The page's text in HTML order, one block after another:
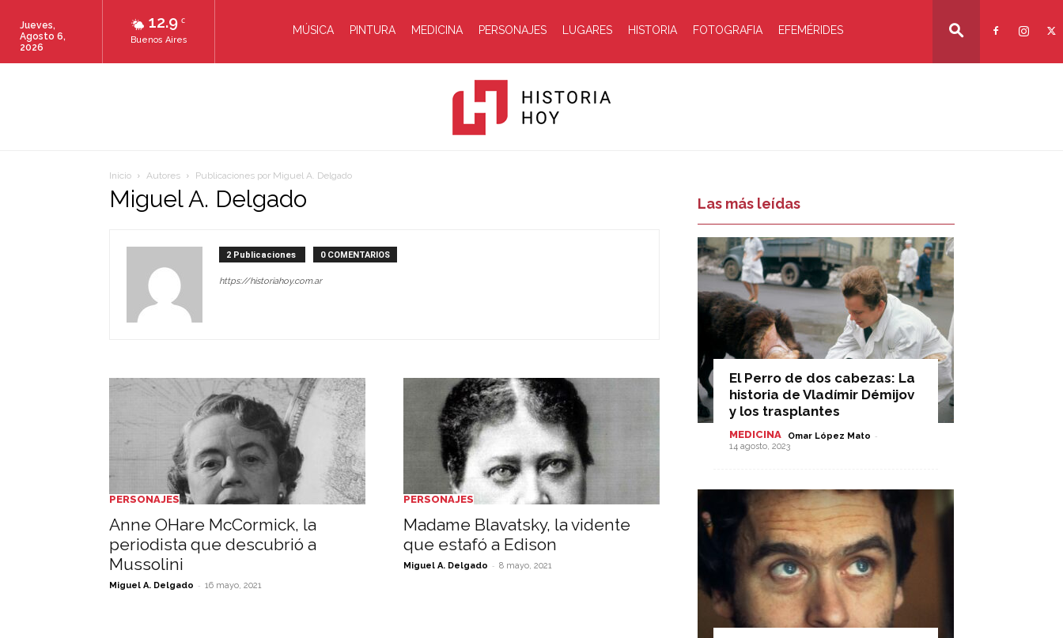
12.9 C
Buenos Aires
Jueves,
Agosto 6,
2026
MÚSICA PINTURA MEDICINA PERSONAJES LUGARES HISTORIA FOTOGRAFIA EFEMÉRIDES
Inicio Autores Publicaciones por Miguel A. Delgado
Miguel A. Delgado
2 Publicaciones 0 COMENTARIOS
https://historiahoy.com.ar
PERSONAJES
Anne OHare McCormick, la
periodista que descubrió a
Mussolini
Miguel A. Delgado - 16 mayo, 2021
PERSONAJES
Madame Blavatsky, la vidente
que estafó a Edison
Miguel A. Delgado - 8 mayo, 2021
Las más leídas
El Perro de dos cabezas: La
historia de Vladímir Démijov
y los trasplantes
MEDICINA Omar López Mato -
14 agosto, 2023